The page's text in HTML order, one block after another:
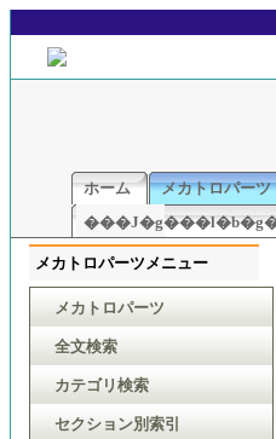
ホーム メカトロパーツ
メカトロパーツメニュー
メカトロパーツ
全文検索
カテゴリ検索
セクション別索引